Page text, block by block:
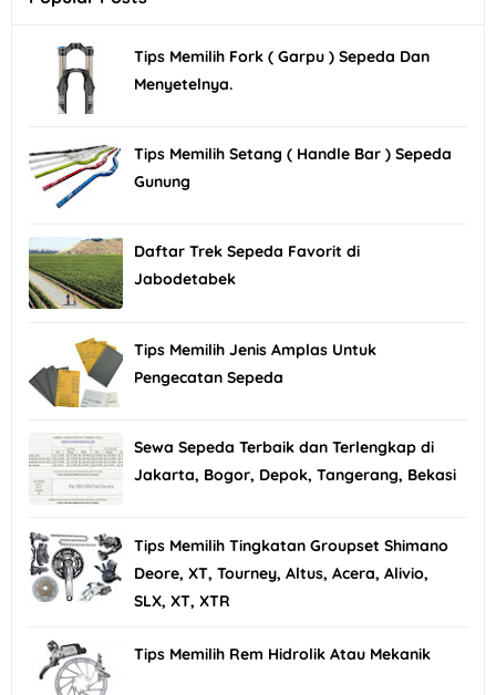
Tips Memilih Fork ( Garpu ) Sepeda Dan
Menyetelnya.
Tips Memilih Setang ( Handle Bar ) Sepeda
Gunung
Daftar Trek Sepeda Favorit di
Jabodetabek
Tips Memilih Jenis Amplas Untuk
Pengecatan Sepeda
Sewa Sepeda Terbaik dan Terlengkap di
Jakarta, Bogor, Depok, Tangerang, Bekasi
Tips Memilih Tingkatan Groupset Shimano
Deore, XT, Tourney, Altus, Acera, Alivio,
SLX, XT, XTR
Tips Memilih Rem Hidrolik Atau Mekanik